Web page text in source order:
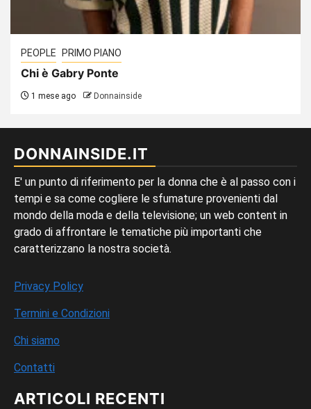
PEOPLE PRIMO PIANO
Chi è Gabry Ponte
1 mese ago Donnainside
DONNAINSIDE.IT
E' un punto di riferimento per la donna che è al passo con i
tempi e sa come cogliere le sfumature provenienti dal
mondo della moda e della televisione; un web content in
grado di affrontare le tematiche più importanti che
caratterizzano la nostra società.
Privacy Policy
Termini e Condizioni
Chi siamo
Contatti
ARTICOLI RECENTI